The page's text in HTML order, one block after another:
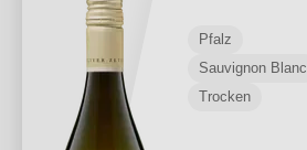
Pfalz
Sauvignon Blanc
Trocken